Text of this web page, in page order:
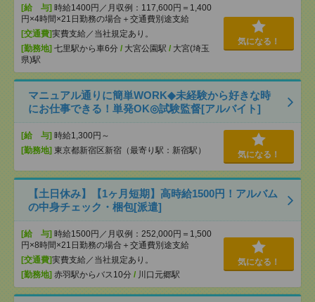
[給 与] 時給1400円／月収例：117,600円＝1,400
円×4時間×21日勤務の場合＋交通費別途支給
[交通費]実費支給／当社規定あり。
[勤務地] 七里駅から車6分 / 大宮公園駅 / 大宮(埼玉
県)駅
気になる！
マニュアル通りに簡単WORK◆未経験から好きな時
にお仕事できる！単発OK◎試験監督[アルバイト]
[給 与] 時給1,300円～
[勤務地] 東京都新宿区新宿（最寄り駅：新宿駅） 気になる！
【土日休み】【1ヶ月短期】高時給1500円！アルバム
の中身チェック・梱包[派遣]
[給 与] 時給1500円／月収例：252,000円＝1,500
円×8時間×21日勤務の場合＋交通費別途支給
[交通費]実費支給／当社規定あり。
[勤務地] 赤羽駅からバス10分 / 川口元郷駅
気になる！